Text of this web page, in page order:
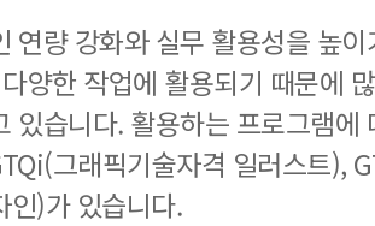
연량 강화와 실무 활용성을 높
양한 작업에 활용되기 때문에
있습니다. 활용하는 프로그램에
그래픽기술자격 일러스트),
인)가 있습니다.